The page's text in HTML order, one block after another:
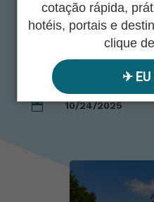
cotação rápida,
hotéis, portais e
clique
✈︎ EU
BAIXOS
 10/24/2025